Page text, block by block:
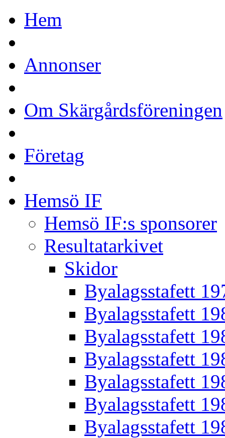
Hem
Annonser
Om Skärgårdsföreningen
Företag
Hemsö IF
Hemsö IF:s sponsorer
Resultatarkivet
Skidor
Byalagsstafett
Byalagsstafett
Byalagsstafett
Byalagsstafett
Byalagsstafett
Byalagsstafett
Byalagsstafett